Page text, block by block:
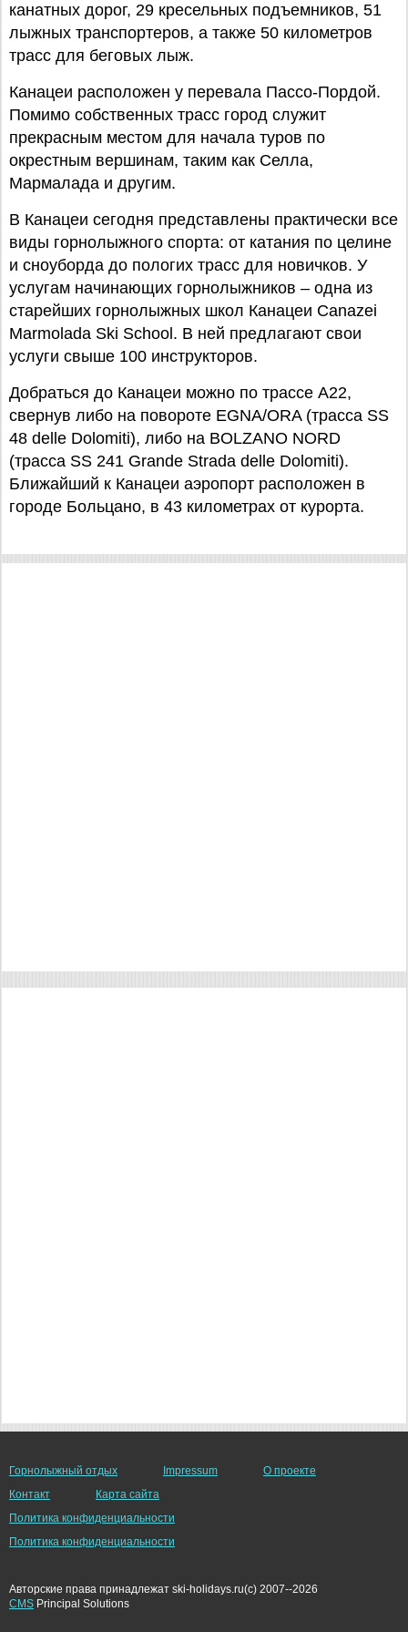
канатных дорог, 29 кресельных подъемников, 51
лыжных транспортеров, а также 50 километров
трасс для беговых лыж.
Канацеи расположен у перевала Пассо-Пордой.
Помимо собственных трасс город служит
прекрасным местом для начала туров по
окрестным вершинам, таким как Селла,
Мармалада и другим.
В Канацеи сегодня представлены практически все
виды горнолыжного спорта: от катания по целине
и сноуборда до пологих трасс для новичков. У
услугам начинающих горнолыжников – одна из
старейших горнолыжных школ Канацеи Canazei
Marmolada Ski School. В ней предлагают свои
услуги свыше 100 инструкторов.
Добраться до Канацеи можно по трассе A22,
свернув либо на повороте EGNA/ORA (трасса SS
48 delle Dolomiti), либо на BOLZANO NORD
(трасса SS 241 Grande Strada delle Dolomiti).
Ближайший к Канацеи аэропорт расположен в
городе Больцано, в 43 километрах от курорта.
Горнолыжный отдых Impressum
О проекте
Контакт
Карта сайта
Политика конфиденциальности
Политика конфиденциальности
Авторские права принадлежат ski-holidays.ru(c) 2007--2026
CMS Principal Solutions